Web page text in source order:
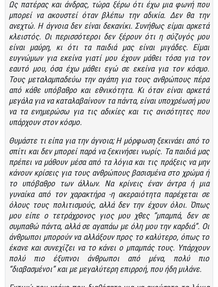
Ως πατέρας και άνδρας, τώρα ξέρω ότι έχω μια φωνή που
μπορεί να ακουστεί όταν βλέπω την αδικία. Δεν θα την
ανεχτώ. Η άγνοια δεν είναι δεκανίκι. Συνήθως είμαι αρκετά
κλειστός. Οι περισσότεροι δεν ξέρουν ότι η σύζυγός μου
είναι μαύρη, κι ότι τα παιδιά μας είναι μιγάδες. Είμαι
ευγνώμων για εκείνα γιατί μου έχουν μάθει τόσα για τον
εαυτό μου, όσα έχω μάθει εγώ σε εκείνα για τον κόσμο.
Τους μεταλαμπαδεύω την αγάπη για τους ανθρώπους πέρα
από κάθε υπόβαθρο και εθνικότητα. Κι όταν είναι αρκετά
μεγάλα για να καταλαβαίνουν τα πάντα, είναι υποχρέωσή μου
να τα ενημερώσω για τις αδικίες και τις ανισότητες που
υπάρχουν στον κόσμο.
Θυμάστε τι είπα για την άγνοια; Η μόρφωση ξεκινάει από το
σπίτι και δεν μπορεί παρά να ξεκινήσει νωρίς. Τα παιδιά μας
πρέπει να μάθουν μέσα από τα λόγια και τις πράξεις να μην
κάνουν κρίσεις για τους ανθρώπους βασισμένα στο χρώμα ή
το υπόβαθρο των άλλων. Να κρίνεις έναν άντρα ή μια
γυναίκα από τον χαρακτήρα -η ακεραιότητα παρέχεται σε
όλους τους πολιτισμούς, αλλά δεν την έχουν όλοι. Όπως
μου είπε ο τετράχρονος γιος μου χθες “μπαμπά, δεν σε
συμπαθώ πάντα, αλλά σε αγαπάω με όλη μου την καρδιά”. Οι
άνθρωποι μπορούν να αλλάξουν προς το καλύτερο, όπως το
έκανε και συνεχίζει να το κάνει ο μπαμπάς τους. Υπάρχουν
πολύ πιο έξυπνοι άνθρωποι από μένα, πολύ πιο
“διαβασμένοι” και με μεγαλύτερη επιρροή, που ήδη μιλάνε.